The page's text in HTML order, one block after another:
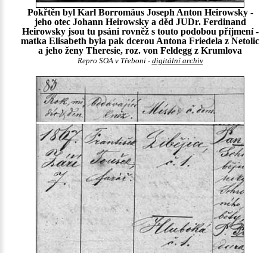
Pokřtěn byl Karl Borromäus Joseph Anton Heirowsky -
jeho otec Johann Heirowsky a děd JUDr. Ferdinand
Heirowsky jsou tu psáni rovněž s touto podobou příjmení -
matka Elisabeth byla pak dcerou Antona Friedela z Netolic
a jeho ženy Theresie, roz. von Feldegg z Krumlova
Repro SOA v Třeboni - digitální archiv